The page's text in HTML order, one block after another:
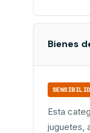
Bienes
Esta
juguetes,